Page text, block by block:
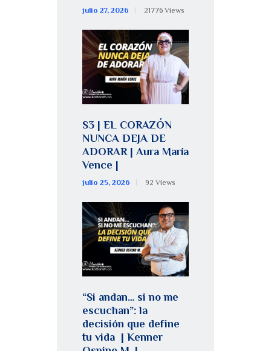
julio 27, 2026 21776 Views
S3 | EL CORAZÓN
NUNCA DEJA DE
ADORAR | Aura María
Vence |
julio 25, 2026 92 Views
“Si andan… si no me
escuchan”: la
decisión que define
tu vida | Kenner